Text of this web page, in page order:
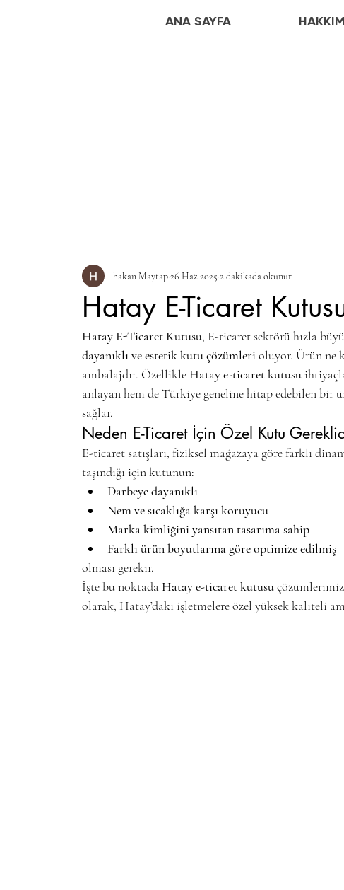
ANA SAYFA
İşletmelere Tavsiyeler
Hatay E-Ticaret
hakan Maytap26 Haz 2025 2 dakikada okunur
Hatay E-Ticaret Kutusu, E-ticaret sektörü hızla
dayanıklı ve estetik kutu çözümleri oluyor. Ürün ne
ambalajdır. Özellikle Hatay e-ticaret kutusu
anlayan hem de Türkiye geneline hitap edebilen
sağlar.
Neden E-Ticaret İçin Özel Kutu
E-ticaret satışları, fiziksel mağazaya göre farklı
taşındığı için kutunun:
Darbeye dayanıklı
Nem ve sıcaklığa karşı koruyucu
Marka kimliğini yansıtan tasarıma sahip
Farklı ürün boyutlarına göre optimize edilmiş
olması gerekir.
İşte bu noktada Hatay e-ticaret kutusu
olarak, Hatay’daki işletmelere özel yüksek kaliteli